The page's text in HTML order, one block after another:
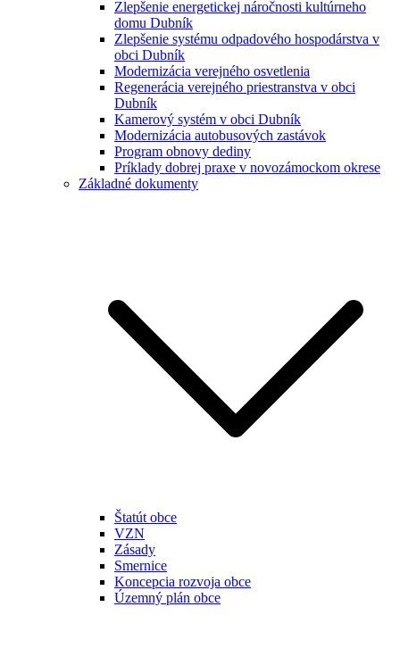
Zlepšenie energetickej náročnosti kultúrneho
domu Dubník
Zlepšenie systému odpadového hospodárstva v
obci Dubník
Modernizácia verejného osvetlenia
Regenerácia verejného priestranstva v obci
Dubník
Kamerový systém v obci Dubník
Modernizácia autobusových zastávok
Program obnovy dediny
Príklady dobrej praxe v novozámockom okrese
Základné dokumenty
Štatút obce
VZN
Zásady
Smernice
Koncepcia rozvoja obce
Územný plán obce